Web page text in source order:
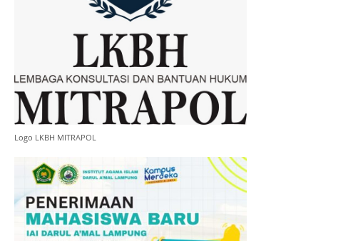
Logo LKBH MITRAPOL